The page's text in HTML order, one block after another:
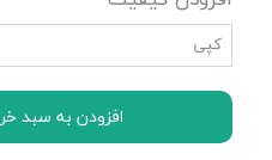
اچ تی سی HTC
موتورولا Motorola
کپی
افزودن به سبد